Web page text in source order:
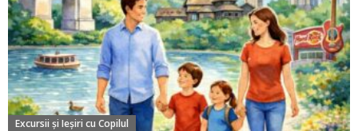
Excursii şi Ieşiri cu Copilul